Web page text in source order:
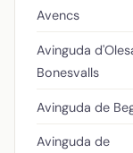
Avencs
Avinguda
Bonesvalls
Avinguda de
Avinguda de